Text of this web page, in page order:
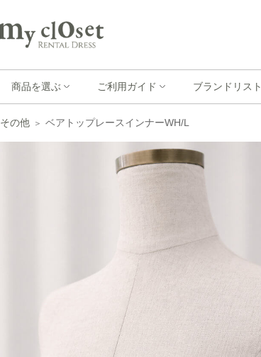
商品を選ぶ ご利用ガイド ブランドリスト
その他 ベアトップレースインナーWH/L